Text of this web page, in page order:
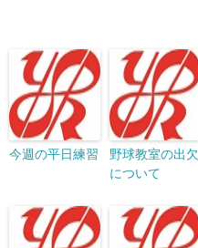
今週の平日練習
野球教室の出欠
について